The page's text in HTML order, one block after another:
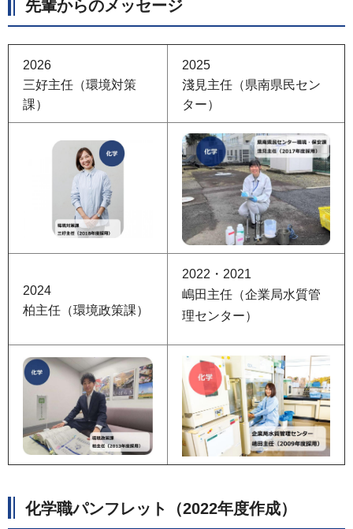
先輩からのメッセージ
2026
三好主任（環境対策
課）
2025
淺見主任（県南県民セン
ター）
2024
柏主任（環境政策課）
2022・2021
嶋田主任（企業局水質管
理センター）
化学職パンフレット（2022年度作成）